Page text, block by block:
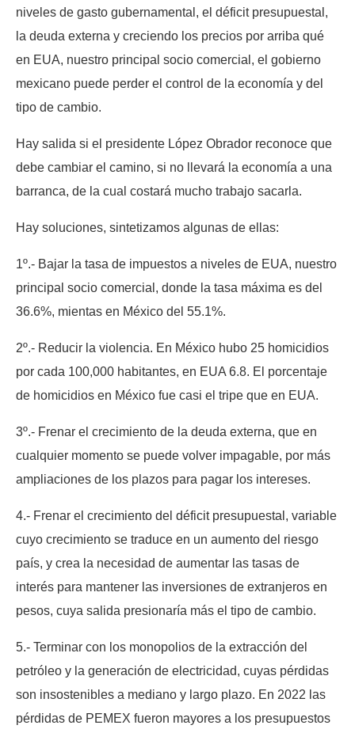
niveles de gasto gubernamental, el déficit presupuestal,
la deuda externa y creciendo los precios por arriba qué
en EUA, nuestro principal socio comercial, el gobierno
mexicano puede perder el control de la economía y del
tipo de cambio.
Hay salida si el presidente López Obrador reconoce que
debe cambiar el camino, si no llevará la economía a una
barranca, de la cual costará mucho trabajo sacarla.
Hay soluciones, sintetizamos algunas de ellas:
1º.- Bajar la tasa de impuestos a niveles de EUA, nuestro
principal socio comercial, donde la tasa máxima es del
36.6%, mientas en México del 55.1%.
2º.- Reducir la violencia. En México hubo 25 homicidios
por cada 100,000 habitantes, en EUA 6.8. El porcentaje
de homicidios en México fue casi el tripe que en EUA.
3º.- Frenar el crecimiento de la deuda externa, que en
cualquier momento se puede volver impagable, por más
ampliaciones de los plazos para pagar los intereses.
4.- Frenar el crecimiento del déficit presupuestal, variable
cuyo crecimiento se traduce en un aumento del riesgo
país, y crea la necesidad de aumentar las tasas de
interés para mantener las inversiones de extranjeros en
pesos, cuya salida presionaría más el tipo de cambio.
5.- Terminar con los monopolios de la extracción del
petróleo y la generación de electricidad, cuyas pérdidas
son insostenibles a mediano y largo plazo. En 2022 las
pérdidas de PEMEX fueron mayores a los presupuestos